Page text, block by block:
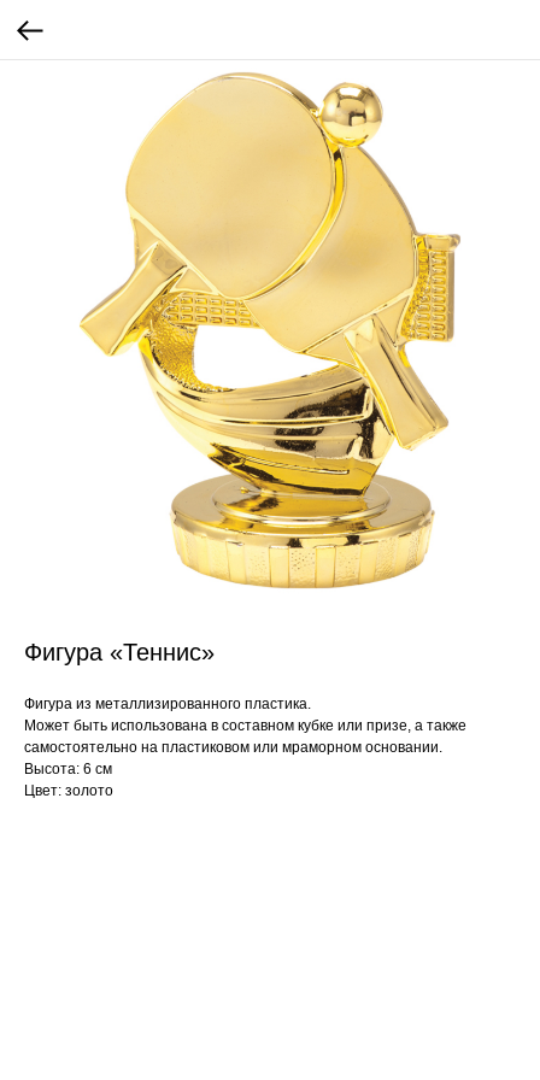
Фигура «Теннис»
Фигура из металлизированного пластика.
Может быть использована в составном кубке или призе, а также
самостоятельно на пластиковом или мраморном основании.
Высота: 6 см
Цвет: золото